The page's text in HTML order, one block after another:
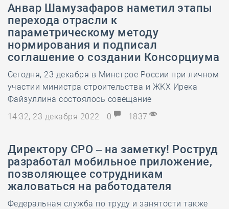
Анвар Шамузафаров наметил этапы
перехода отрасли к
параметрическому методу
нормирования и подписал
соглашение о создании Консорциума
Сегодня, 23 декабря в Минстрое России при личном
участии министра строительства и ЖКХ Ирека
Файзуллина состоялось совещание
14:32, 23 декабря 2022
0 1837
Директору СРО – на заметку! Роструд
разработал мобильное приложение,
позволяющее сотрудникам
жаловаться на работодателя
Федеральная служба по труду и занятости также